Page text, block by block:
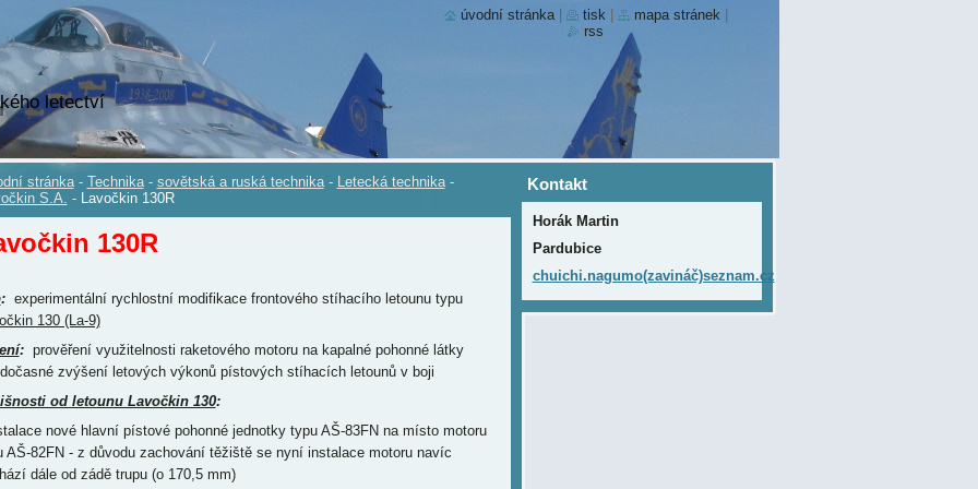
letectví
stránka - Technika - sovětská a ruská technika - Letecká technika -
S.A. - Lavočkin 130R
130R
:experimentální rychlostní modifikace frontového stíhacího letounu typu
130 (La-9)
:prověření využitelnosti raketového motoru na kapalné pohonné látky
zvýšení letových výkonů pístových stíhacích letounů v boji
od letounu Lavočkin 130:
nové hlavní pístové pohonné jednotky typu AŠ-83FN na místo motoru
AŠ-82FN - z důvodu zachování těžiště se nyní instalace motoru navíc
dále od zádě trupu (o 170,5 mm)
Kontakt
Horák Martin
Pardubice
chuichi.nagumo(zavináč)seznam.cz
úvodní stránka tisk mapa stránek
rss